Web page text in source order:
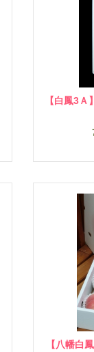
【白鳳3
【八幡白